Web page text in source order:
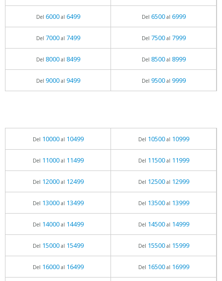
Del 6000al 6499 Del 6500al 6999
Del 7000al 7499 Del 7500al 7999
Del 8000al 8499 Del 8500al 8999
Del 9000al 9499 Del 9500al 9999
Del 10000al 10499 Del 10500al 10999
Del 11000al 11499 Del 11500al 11999
Del 12000al 12499 Del 12500al 12999
Del 13000al 13499 Del 13500al 13999
Del 14000al 14499 Del 14500al 14999
Del 15000al 15499 Del 15500al 15999
Del 16000al 16499 Del 16500al 16999